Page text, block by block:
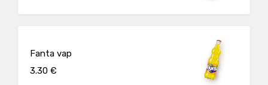
Fanta vap
3.30 €